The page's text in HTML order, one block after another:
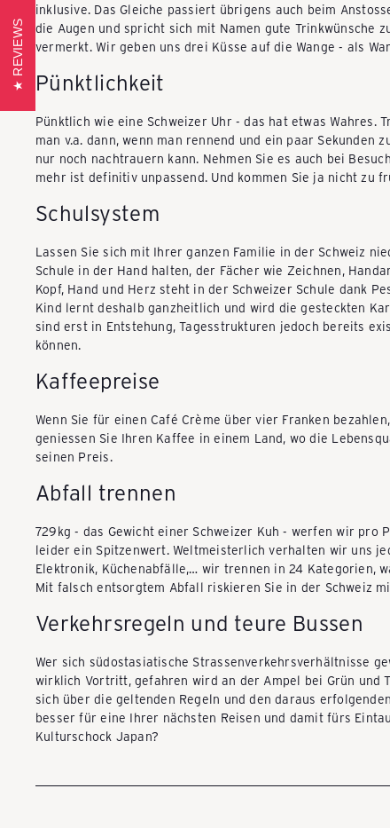
-
P
A
C
K
E
A
S
Y
-
S
c
h
w
inklusive. Das Gleiche passiert übrigens auch beim
die Augen und spricht sich mit Namen gute Trinkwünsche
vermerkt. Wir geben uns drei Küsse auf die Wange - als
Pünktlichkeit
Pünktlich wie eine Schweizer Uhr - das hat etwas
man v.a. dann, wenn man rennend und ein paar
nur noch nachtrauern kann. Nehmen Sie es auch bei
mehr ist definitiv unpassend. Und kommen Sie ja nicht zu
Schulsystem
Lassen Sie sich mit Ihrer ganzen Familie in der Schweiz
Schule in der Hand halten, der Fächer wie Zeichnen,
Kopf, Hand und Herz steht in der Schweizer Schule dank
Kind lernt deshalb ganzheitlich und wird die gesteckten
sind erst in Entstehung, Tagesstrukturen jedoch bereits
können.
Kaffeepreise
Wenn Sie für einen Café Crème über vier Franken
geniessen Sie Ihren Kaffee in einem Land, wo die
seinen Preis.
Abfall trennen
729kg - das Gewicht einer Schweizer Kuh - werfen wir pro
leider ein Spitzenwert. Weltmeisterlich verhalten wir uns
Elektronik, Küchenabfälle,… wir trennen in 24 Kategorien,
Mit falsch entsorgtem Abfall riskieren Sie in der Schweiz
Verkehrsregeln und teure Bussen
Wer sich südostasiatische Strassenverkehrsverhältnisse
wirklich Vortritt, gefahren wird an der Ampel bei Grün und
sich über die geltenden Regeln und den daraus
besser für eine Ihrer nächsten Reisen und damit fürs
Kulturschock Japan?
REVIEWS